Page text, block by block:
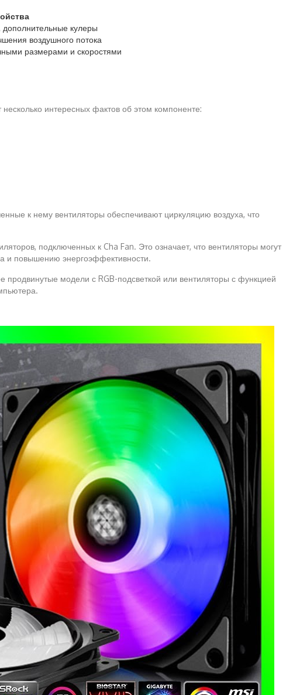
дополнительные кулеры
воздушного потока
размерами и скоростями
интересных фактов об этом компоненте:
к нему вентиляторы обеспечивают циркуляцию воздуха, что
подключенных к Cha Fan. Это означает, что вентиляторы могут
и повышению энергоэффективности.
модели с RGB-подсветкой или вентиляторы с функцией